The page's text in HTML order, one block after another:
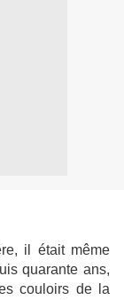
il était même
quarante ans,
couloirs de la